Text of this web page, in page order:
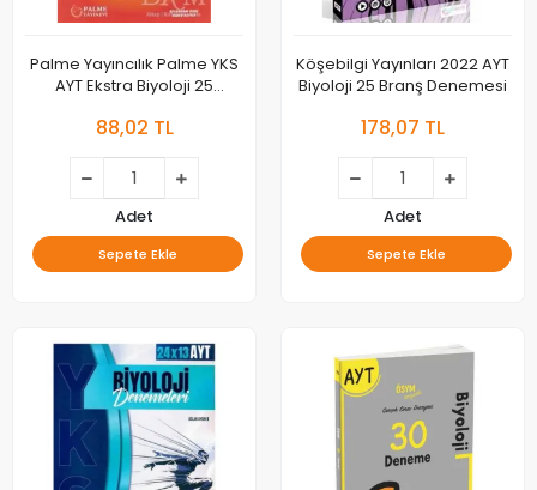
Palme Yayıncılık Palme YKS
AYT Ekstra Biyoloji 25
88,02 TL
Adet
Sepete Ekle
Köşebilgi Yayınları 2022 AYT
Biyoloji 25 Branş Denemesi
178,07 TL
Adet
Sepete Ekle